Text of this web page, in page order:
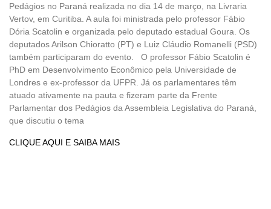
Pedágios no Paraná realizada no dia 14 de março, na Livraria
Vertov, em Curitiba. A aula foi ministrada pelo professor Fábio
Dória Scatolin e organizada pelo deputado estadual Goura. Os
deputados Arilson Chioratto (PT) e Luiz Cláudio Romanelli (PSD)
também participaram do evento. O professor Fábio Scatolin é
PhD em Desenvolvimento Econômico pela Universidade de
Londres e ex-professor da UFPR. Já os parlamentares têm
atuado ativamente na pauta e fizeram parte da Frente
Parlamentar dos Pedágios da Assembleia Legislativa do Paraná,
que discutiu o tema
CLIQUE AQUI E SAIBA MAIS